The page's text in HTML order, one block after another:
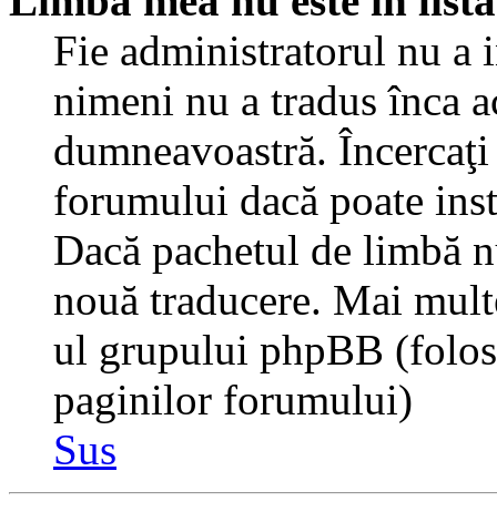
Fie administratorul nu a
nimeni nu a tradus înca
dumneavoastră.
forumului dacă poate
Dacă pachetul de limbă
nouă traducere. Mai
ul grupului phpBB
paginilor forumului)
Sus